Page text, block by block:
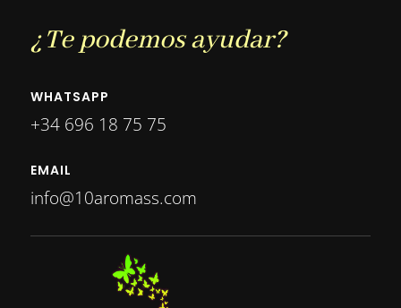
¿Te podemos ayudar?
WHATSAPP
+34 696 18 75 75
EMAIL
info@10aromass.com